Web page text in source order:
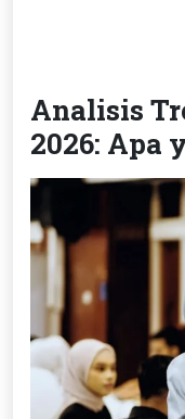
Analisis
2026: Apa